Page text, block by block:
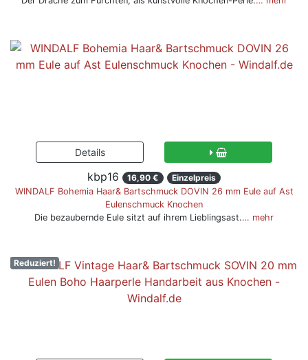
kbp16 16,90 €
Einzelpreis
WINDALF Bohemia Haar& Bartschmuck DOVIN 26 mm Eule auf Ast
Eulenschmuck Knochen
Die bezaubernde Eule sitzt auf ihrem Lieblingsast.… mehr
Reduziert!